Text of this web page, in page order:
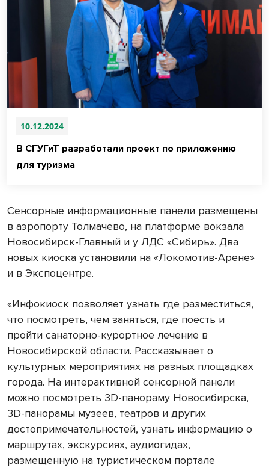
10.12.2024
В СГУГиТ разработали проект по приложению
для туризма
Сенсорные информационные панели размещены
в аэропорту Толмачево, на платформе вокзала
Новосибирск-Главный и у ЛДС «Сибирь». Два
новых киоска установили на «Локомотив-Арене»
и в Экспоцентре.
«Инфокиоск позволяет узнать где разместиться,
что посмотреть, чем заняться, где поесть и
пройти санаторно-курортное лечение в
Новосибирской области. Рассказывает о
культурных мероприятиях на разных площадках
города. На интерактивной сенсорной панели
можно посмотреть 3D-панораму Новосибирска,
3D-панорамы музеев, театров и других
достопримечательностей, узнать информацию о
маршрутах, экскурсиях, аудиогидах,
размещенную на туристическом портале